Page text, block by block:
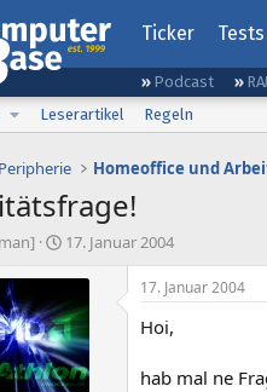
Ticker Tests
Podcast
Leserartikel Regeln
Peripherie Homeoffice und
E
s
t
e
l
l
17. Januar 2004
17. Januar 2004
Hoi,
hab mal ne